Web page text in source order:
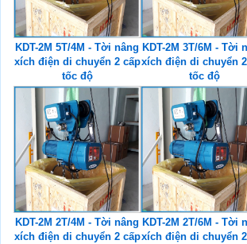
KDT-2M 5T/4M - Tời nâng
xích điện di chuyển 2 cấp
tốc độ
KDT-2M 3T/6M - Tời
xích điện di chuyển
tốc độ
KDT-2M 2T/4M - Tời nâng
xích điện di chuyển 2 cấp
KDT-2M 2T/6M - Tời
xích điện di chuyển